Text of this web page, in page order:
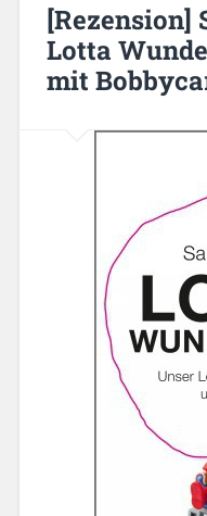
[Rezension]
Lotta
mit